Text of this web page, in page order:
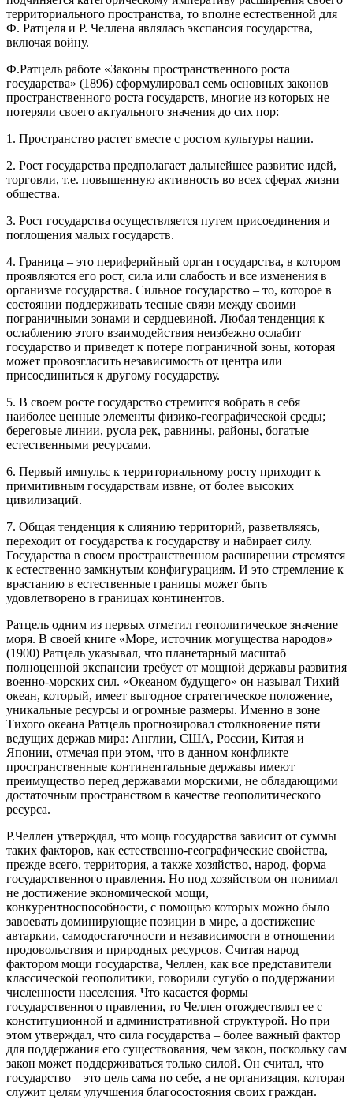
территориального пространства, то вполне естественной для
Ф. Ратцеля и Р. Челлена являлась экспансия государства,
включая войну.
Ф.Ратцель работе «Законы пространственного роста
государства» (1896) сформулировал семь основных законов
пространственного роста государств, многие из которых не
потеряли своего актуального значения до сих пор:
1. Пространство растет вместе с ростом культуры нации.
2. Рост государства предполагает дальнейшее развитие идей,
торговли, т.е. повышенную активность во всех сферах жизни
общества.
3. Рост государства осуществляется путем присоединения и
поглощения малых государств.
4. Граница – это периферийный орган государства, в котором
проявляются его рост, сила или слабость и все изменения в
организме государства. Сильное государство – то, которое в
состоянии поддерживать тесные связи между своими
пограничными зонами и сердцевиной. Любая тенденция к
ослаблению этого взаимодействия неизбежно ослабит
государство и приведет к потере пограничной зоны, которая
может провозгласить независимость от центра или
присоединиться к другому государству.
5. В своем росте государство стремится вобрать в себя
наиболее ценные элементы физико-географической среды;
береговые линии, русла рек, равнины, районы, богатые
естественными ресурсами.
6. Первый импульс к территориальному росту приходит к
примитивным государствам извне, от более высоких
цивилизаций.
7. Общая тенденция к слиянию территорий, разветвляясь,
переходит от государства к государству и набирает силу.
Государства в своем пространственном расширении стремятся
к естественно замкнутым конфигурациям. И это стремление к
врастанию в естественные границы может быть
удовлетворено в границах континентов.
Ратцель одним из первых отметил геополитическое значение
моря. В своей книге «Море, источник могущества народов»
(1900) Ратцель указывал, что планетарный масштаб
полноценной экспансии требует от мощной державы развития
военно-морских сил. «Океаном будущего» он называл Тихий
океан, который, имеет выгодное стратегическое положение,
уникальные ресурсы и огромные размеры. Именно в зоне
Тихого океана Ратцель прогнозировал столкновение пяти
ведущих держав мира: Англии, США, России, Китая и
Японии, отмечая при этом, что в данном конфликте
пространственные континентальные державы имеют
преимущество перед державами морскими, не обладающими
достаточным пространством в качестве геополитического
ресурса.
Р.Челлен утверждал, что мощь государства зависит от суммы
таких факторов, как естественно-географические свойства,
прежде всего, территория, а также хозяйство, народ, форма
государственного правления. Но под хозяйством он понимал
не достижение экономической мощи,
конкурентноспособности, с помощью которых можно было
завоевать доминирующие позиции в мире, а достижение
автаркии, самодостаточности и независимости в отношении
продовольствия и природных ресурсов. Считая народ
фактором мощи государства, Челлен, как все представители
классической геополитики, говорили сугубо о поддержании
численности населения. Что касается формы
государственного правления, то Челлен отождествлял ее с
конституционной и административной структурой. Но при
этом утверждал, что сила государства – более важный фактор
для поддержания его существования, чем закон, поскольку сам
закон может поддерживаться только силой. Он считал, что
государство – это цель сама по себе, а не организация, которая
служит целям улучшения благосостояния своих граждан.